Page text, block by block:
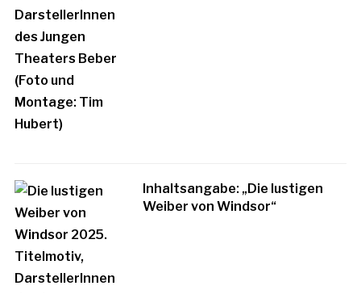
Inhaltsangabe: „Die lustigen
Weiber von Windsor“